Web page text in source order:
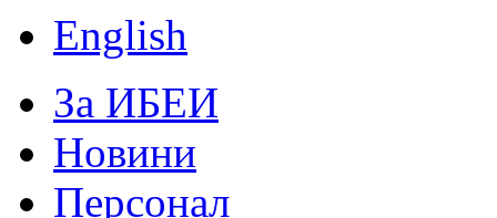
English
За ИБЕИ
Новини
Персонал